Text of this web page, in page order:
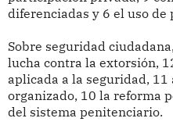
diferenciadas y 6 el uso
Sobre seguridad
lucha contra la extorsión,
aplicada a la seguridad,
organizado, 10 la reforma
del sistema penitenciario.